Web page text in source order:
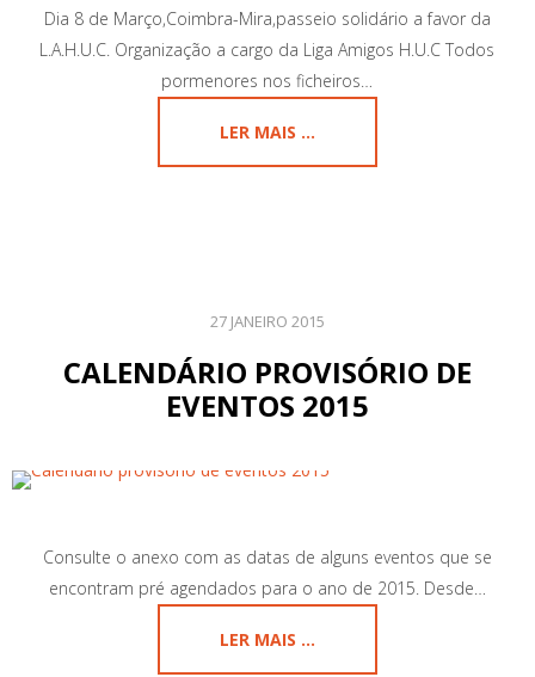
Dia 8 de Março,Coimbra-Mira,passeio solidário a favor da
L.A.H.U.C. Organização a cargo da Liga Amigos H.U.C Todos
pormenores nos ficheiros…
LER MAIS ...
27 JANEIRO 2015
CALENDÁRIO PROVISÓRIO DE
EVENTOS 2015
Consulte o anexo com as datas de alguns eventos que se
encontram pré agendados para o ano de 2015. Desde…
LER MAIS ...